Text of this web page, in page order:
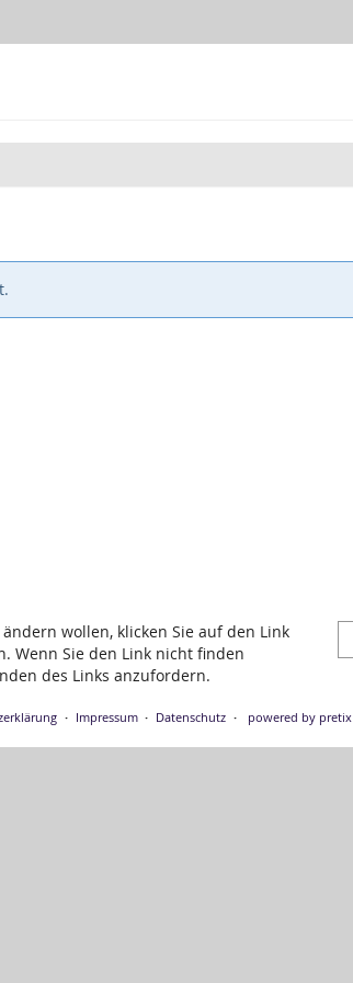
wollen, klicken Sie auf den Link
Wenn Sie den Link nicht finden
des Links anzufordern.
Impressum Datenschutz powered by pretix